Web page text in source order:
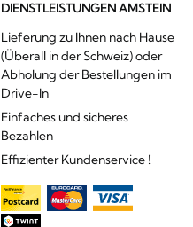
DIENSTLEISTUNGEN AMSTEIN
Lieferung zu Ihnen nach Hause
(Überall in der Schweiz) oder
Abholung der Bestellungen im
Drive-In
Einfaches und sicheres
Bezahlen
Effizienter Kundenservice !